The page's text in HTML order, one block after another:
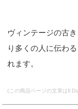
ヴィンテージの古
り多くの人に伝わ
れます。
(この商品ページの文章はIl